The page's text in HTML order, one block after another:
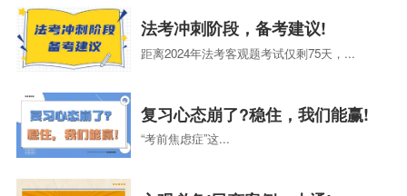
法考冲刺阶段，备考建议!
距离2024年法考客观题考试仅剩75天，...
复习心态崩了?稳住，我们能赢!
“考前焦虑症”这...